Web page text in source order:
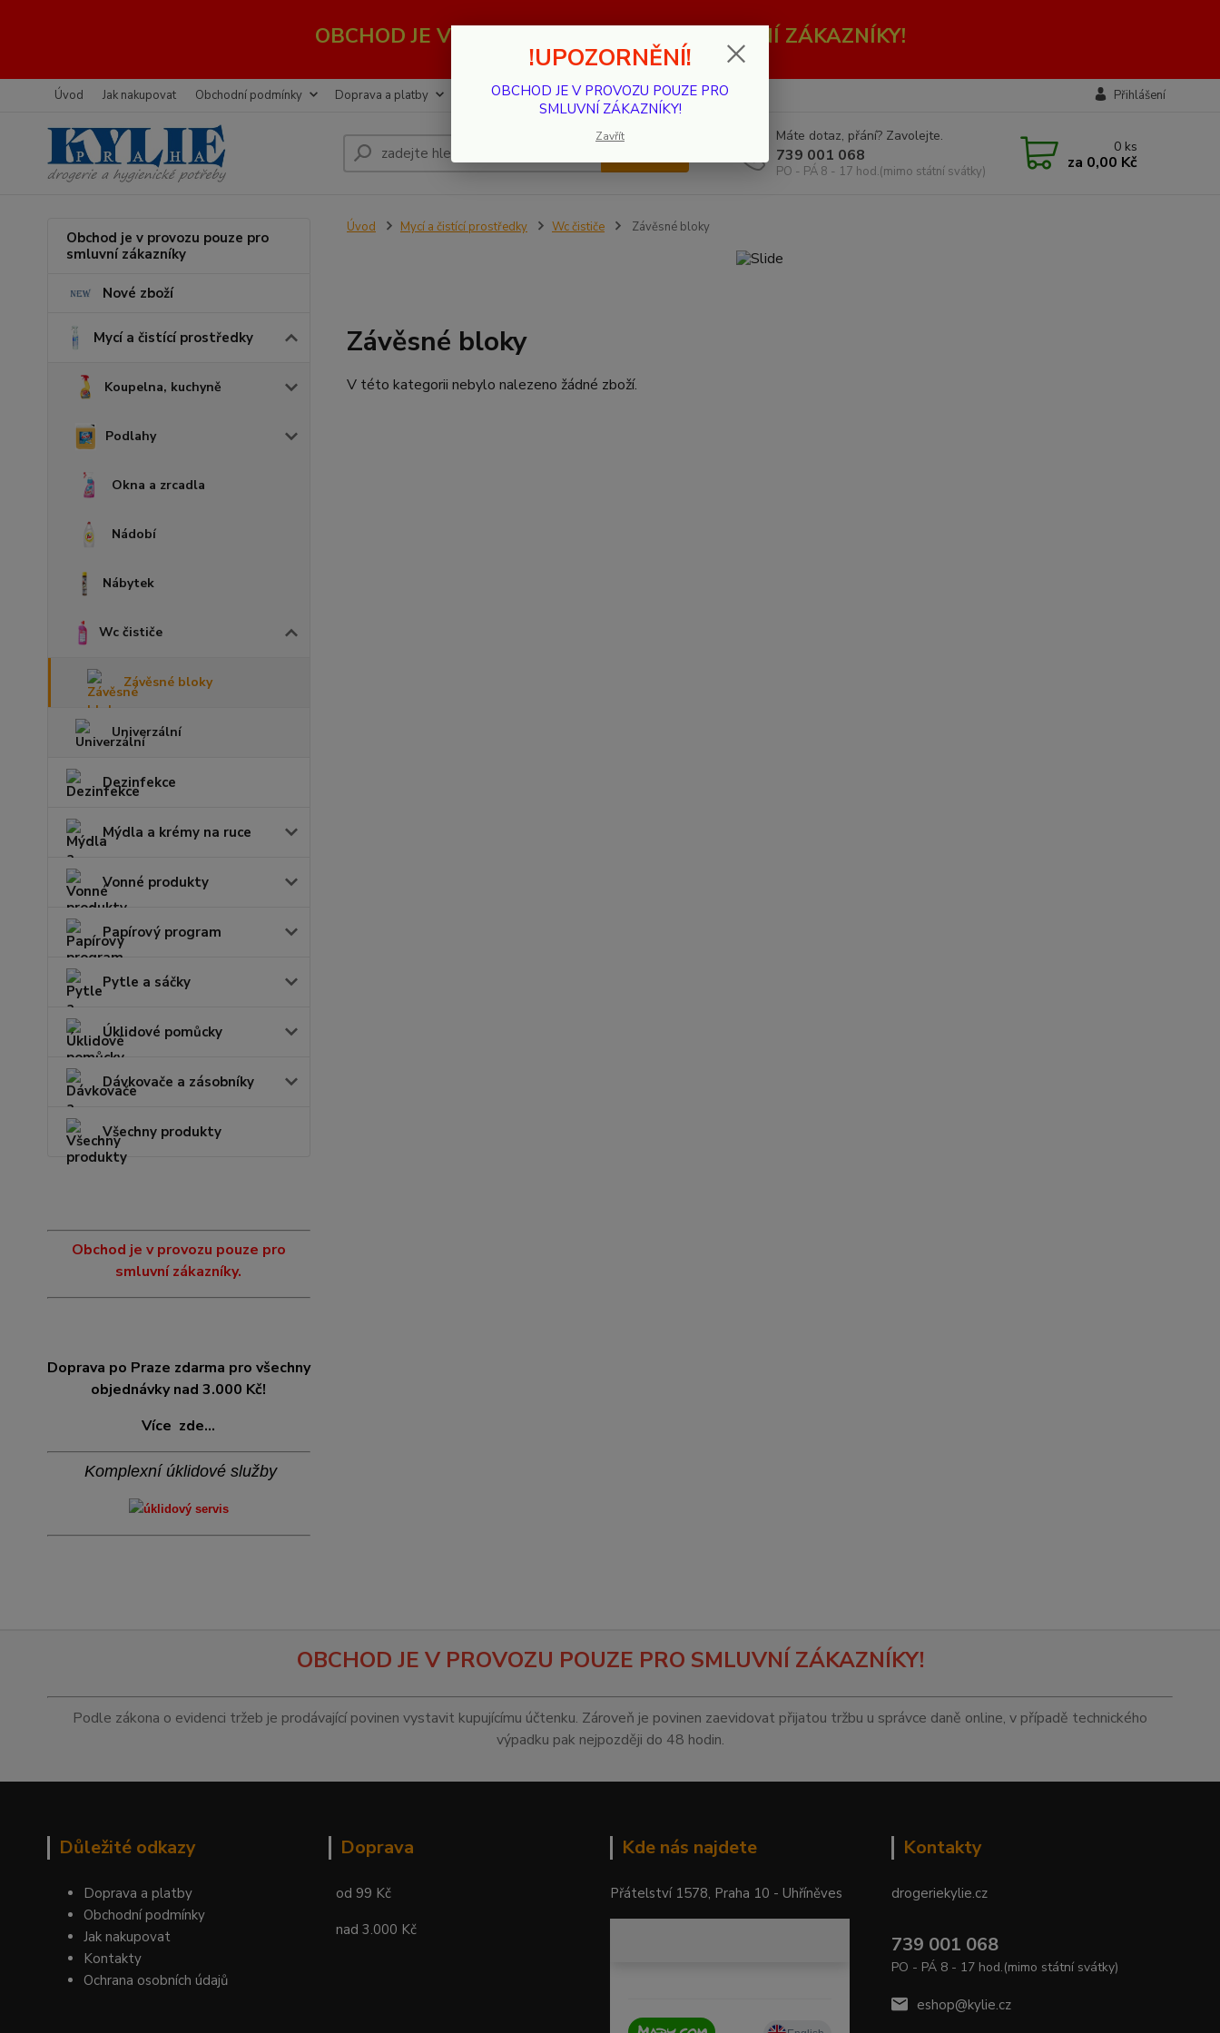
OBCHOD JE V PROVOZU POUZE PRO SMLUVNÍ ZÁKAZNÍKY!
Úvod Jak nakupovat Obchodní podmínky Doprava a platby Kontakty Přihlášení
Máte dotaz, přání? Zavolejte.
739 001 068
PO - PÁ 8 - 17 hod.(mimo státní svátky)
0 ks
za 0,00 Kč
Obchod je v provozu pouze pro
smluvní zákazníky
Nové zboží
Mycí a čistící prostředky
Koupelna, kuchyně
Podlahy
Okna a zrcadla
Nádobí
Nábytek
Wc čističe
Závěsné bloky
Univerzální
Dezinfekce
Mýdla a krémy na ruce
Vonné produkty
Papírový program
Pytle a sáčky
Úklidové pomůcky
Dávkovače a zásobníky
Všechny produkty
Obchod je v provozu pouze pro
smluvní zákazníky.
Doprava po Praze zdarma pro všechny
objednávky nad 3.000 Kč!
Více zde...
Komplexní úklidové služby
Úvod Mycí a čistící prostředky Wc čističe Závěsné bloky
Závěsné bloky
V této kategorii nebylo nalezeno žádné zboží.
OBCHOD JE V PROVOZU POUZE PRO SMLUVNÍ ZÁKAZNÍKY!
Podle zákona o evidenci tržeb je prodávající povinen vystavit kupujícímu účtenku. Zároveň je povinen zaevidovat přijatou tržbu u správce daně online, v případě technického
výpadku pak nejpozději do 48 hodin.
Důležité odkazy
Doprava a platby
Obchodní podmínky
Jak nakupovat
Kontakty
Ochrana osobních údajů
Doprava
od 99 Kč
nad 3.000 Kč
Kde nás najdete
Přátelství 1578, Praha 10 - Uhříněves
Kontakty
drogeriekylie.cz
739 001 068
PO - PÁ 8 - 17 hod.(mimo státní svátky)
eshop@kylie.cz
!UPOZORNĚNÍ!
OBCHOD JE V PROVOZU POUZE PRO
SMLUVNÍ ZÁKAZNÍKY!
Zavřít